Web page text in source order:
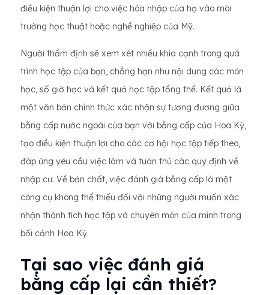
điều kiện thuận lợi cho việc hòa nhập của họ vào môi
trường học thuật hoặc nghề nghiệp của Mỹ.
Người thẩm định sẽ xem xét nhiều khía cạnh trong quá
trình học tập của bạn, chẳng hạn như nội dung các môn
học, số giờ học và kết quả học tập tổng thể. Kết quả là
một văn bản chính thức xác nhận sự tương đương giữa
bằng cấp nước ngoài của bạn với bằng cấp của Hoa Kỳ,
tạo điều kiện thuận lợi cho các cơ hội học tập tiếp theo,
đáp ứng yêu cầu việc làm và tuân thủ các quy định về
nhập cư. Về bản chất, việc đánh giá bằng cấp là một
công cụ không thể thiếu đối với những người muốn xác
nhận thành tích học tập và chuyên môn của mình trong
bối cảnh Hoa Kỳ.
Tại sao việc đánh giá
bằng cấp lại cần thiết?